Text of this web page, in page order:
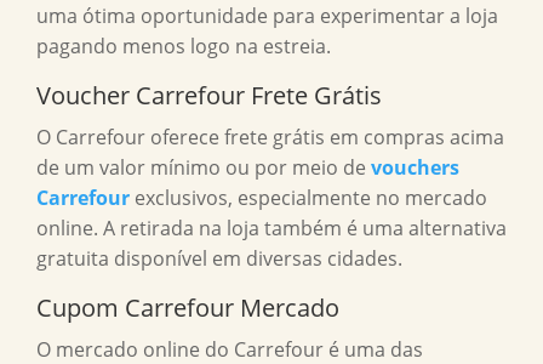
uma ótima oportunidade para experimentar a loja
pagando menos logo na estreia.
Voucher Carrefour Frete Grátis
O Carrefour oferece frete grátis em compras acima
de um valor mínimo ou por meio de vouchers
Carrefour exclusivos, especialmente no mercado
online. A retirada na loja também é uma alternativa
gratuita disponível em diversas cidades.
Cupom Carrefour Mercado
O mercado online do Carrefour é uma das